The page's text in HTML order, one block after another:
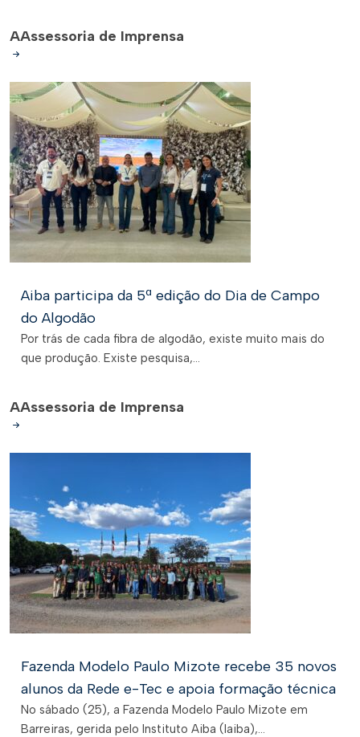
AAssessoria de Imprensa
Aiba participa da 5ª edição do Dia de Campo
do Algodão
Por trás de cada fibra de algodão, existe muito mais do
que produção. Existe pesquisa,...
AAssessoria de Imprensa
Fazenda Modelo Paulo Mizote recebe 35 novos
alunos da Rede e-Tec e apoia formação técnica
No sábado (25), a Fazenda Modelo Paulo Mizote em
Barreiras, gerida pelo Instituto Aiba (Iaiba),...